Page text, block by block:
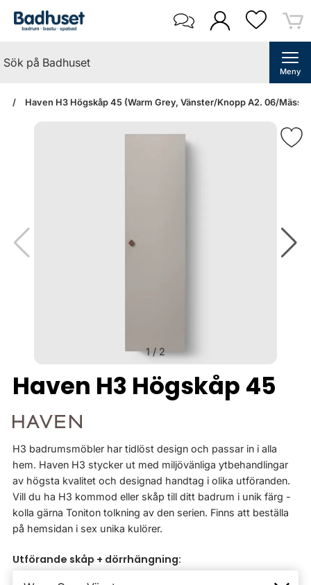
Meny
Haven H3 Högskåp 45 (Warm Grey, Vänster/Knopp A2. 06/
1/ 2
Haven H3 Högskåp 45
H3 badrumsmöbler har tidlöst design och passar in i alla
hem. Haven H3 stycker ut med miljövänliga ytbehandlingar
av högsta kvalitet och designad handtag i olika utföranden.
Vill du ha H3 kommod eller skåp till ditt badrum i unik färg -
kolla gärna Toniton tolkning av den serien. Finns att beställa
på hemsidan i sex unika kulörer.
Utförande skåp + dörrhängning: